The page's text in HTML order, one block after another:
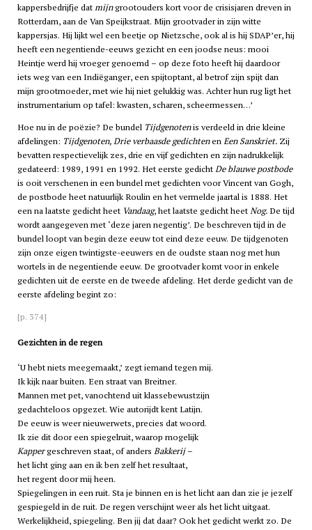
kappersbedrijfje datmijngrootouders kort voor de crisisjaren dreven in
Rotterdam, aan de Van Speijkstraat. Mijn grootvader in zijn witte
kappersjas. Hij lijkt wel een beetje op Nietzsche, ook al is hij SDAP’er, hij
heeft een negentiende-eeuws gezicht en een joodse neus: mooi
Heintje werd hij vroeger genoemd – op deze foto heeft hij daardoor
iets weg van een Indiëganger, een spijtoptant, al betrof zijn spijt dan
mijn grootmoeder, met wie hij niet gelukkig was. Achter hun rug ligt het
instrumentarium op tafel: kwasten, scharen, scheermessen…’
Hoe nu in de poëzie? De bundel Tijdgenotenis verdeeld in drie kleine
afdelingen: Tijdgenoten, Drie verbaasde gedichtenenEen Sanskriet.Zij
bevatten respectievelijk zes, drie en vijf gedichten en zijn nadrukkelijk
gedateerd: 1989, 1991 en 1992. Het eerste gedichtDe blauwe postbode
is ooit verschenen in een bundel met gedichten voor Vincent van Gogh,
de postbode heet natuurlijk Roulin en het vermelde jaartal is 1888. Het
een na laatste gedicht heet Vandaag, het laatste gedicht heetNog.De tijd
wordt aangegeven met ‘deze jaren negentig’. De beschreven tijd in de
bundel loopt van begin deze eeuw tot eind deze eeuw. De tijdgenoten
zijn onze eigen twintigste-eeuwers en de oudste staan nog met hun
wortels in de negentiende eeuw. De grootvader komt voor in enkele
gedichten uit de eerste en de tweede afdeling. Het derde gedicht van de
eerste afdeling begint zo:
[p. 374]
Gezichten in de regen
‘U hebt niets meegemaakt,’ zegt iemand tegen mij.
Ik kijk naar buiten. Een straat van Breitner.
Mannen met pet, vanochtend uit klassebewustzijn
gedachteloos opgezet. Wie autorijdt kent Latijn.
De eeuw is weer nieuwerwets, precies dat woord.
Ik zie dit door een spiegelruit, waarop mogelijk
Kappergeschreven staat, of anders Bakkerij–
het licht ging aan en ik ben zelf het resultaat,
het regent door mij heen.
Spiegelingen in een ruit. Sta je binnen en is het licht aan dan zie je jezelf
gespiegeld in de ruit. De regen verschijnt weer als het licht uitgaat.
Werkelijkheid, spiegeling. Ben jij dat daar? Ook het gedicht werkt zo. De